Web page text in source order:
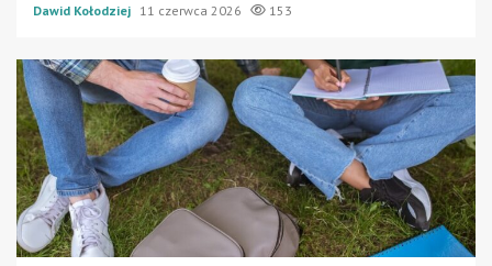
Dawid Kołodziej 11 czerwca 2026 153